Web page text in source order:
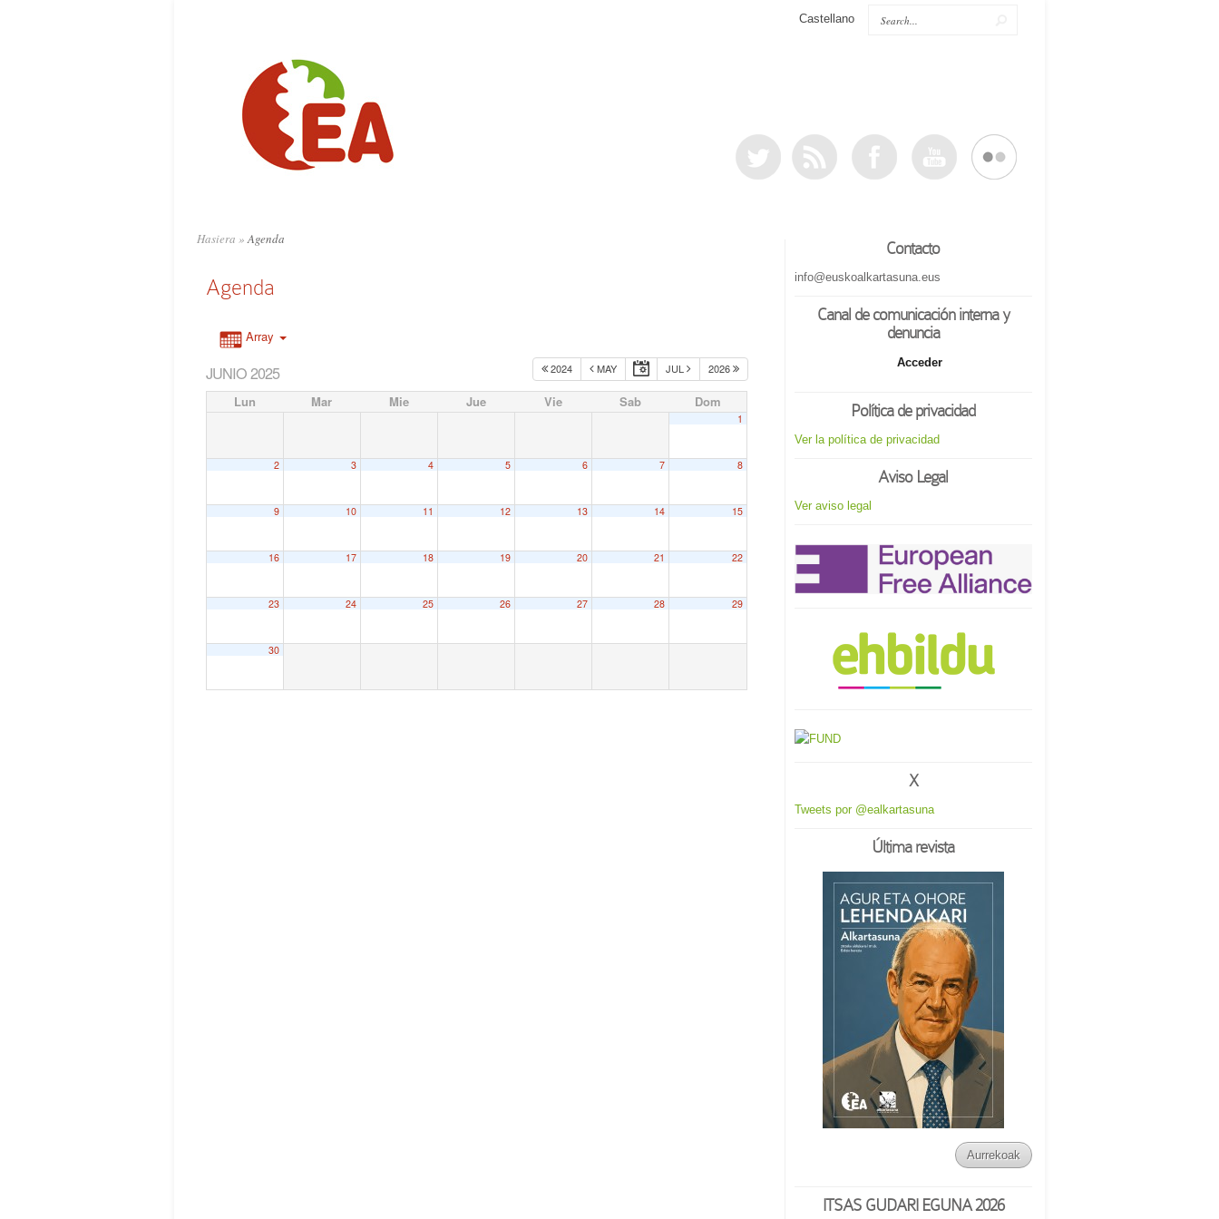
Castellano
Hasiera »Agenda
Agenda
Array
JUNIO 2025 2024 MAY JUL 2026
Lun Mar Mie Jue Vie Sab Dom
1
2 3 4 5 6 7 8
9 10 11 12 13 14 15
16 17 18 19 20 21 22
23 24 25 26 27 28 29
30
Contacto
info@euskoalkartasuna.eus
Canal de comunicación interna y
denuncia
Acceder
Política de privacidad
Ver la política de privacidad
Aviso Legal
Ver aviso legal
X
Tweets por @ealkartasuna
Última revista
Aurrekoak
ITSAS GUDARI EGUNA 2026